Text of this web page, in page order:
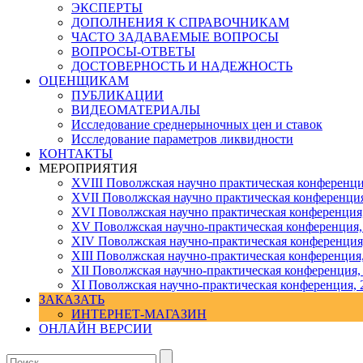
ЭКСПЕРТЫ
ДОПОЛНЕНИЯ К СПРАВОЧНИКАМ
ЧАСТО ЗАДАВАЕМЫЕ ВОПРОСЫ
ВОПРОСЫ-ОТВЕТЫ
ДОСТОВЕРНОСТЬ И НАДЕЖНОСТЬ
ОЦЕНЩИКАМ
ПУБЛИКАЦИИ
ВИДЕОМАТЕРИАЛЫ
Исследование среднерыночных цен и ставок
Исследование параметров ликвидности
КОНТАКТЫ
МЕРОПРИЯТИЯ
XVIII Поволжская научно практическая
XVII Поволжская научно практическая
XVI Поволжская научно практическая
ХV Поволжская научно-практическая
ХIV Поволжская научно-практическая
ХIII Поволжская научно-практическая
ХII Поволжская научно-практическая конференция,
XI Поволжская научно-практическая конференция,
ЗАКАЗАТЬ
ИНТЕРНЕТ-МАГАЗИН
ОНЛАЙН ВЕРСИИ